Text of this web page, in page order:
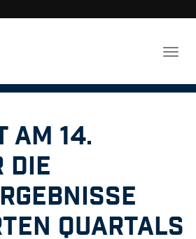
am 14.
die
Quartals